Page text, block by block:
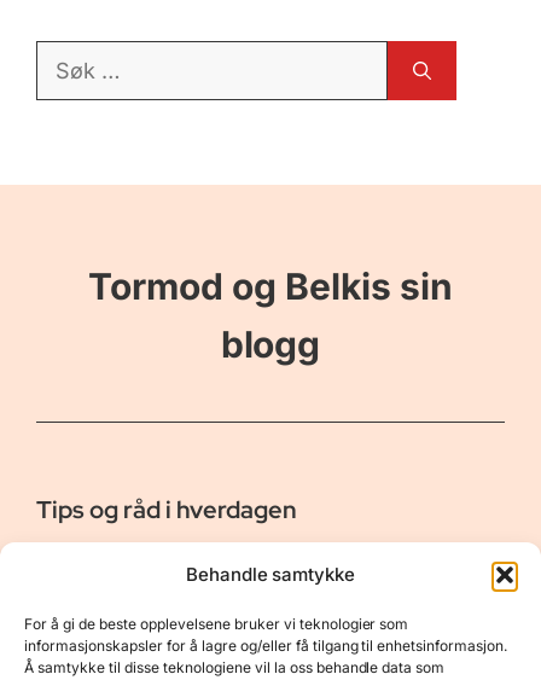
Behandle samtykke
For å gi de beste opplevelsene bruker vi teknologier som
informasjonskapsler for å lagre og/eller få tilgang til enhetsinformasjon.
Å samtykke til disse teknologiene vil la oss behandle data som
Søk
Tormod og Belkis sin
blogg
Tips og råd i hverdagen
Er vår bloggside hvor vi ønsker å dele våre opplevelser og
gi deg råd og tips innen reiser, hotell - og restauranter,
naturopplevelser, personlig pleie, data, film og bøker m.m.
Nyttige Linker Resurser